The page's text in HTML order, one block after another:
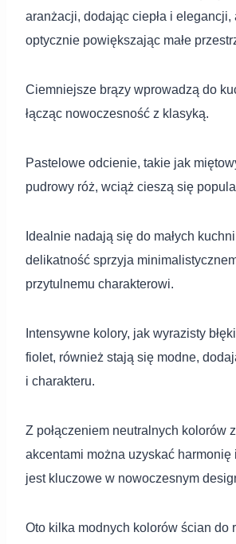
aranżacji, dodając ciepła i
optycznie powiększając małe
Ciemniejsze brązy wprowadzą do
łącząc nowoczesność z klasyką.
Pastelowe odcienie, takie jak
pudrowy róż, wciąż cieszą się
Idealnie nadają się do małych
delikatność sprzyja
przytulnemu charakterowi.
Intensywne kolory, jak wyrazisty
fiolet, również stają się modne,
i charakteru.
Z połączeniem neutralnych kolorów
akcentami można uzyskać harmonię
jest kluczowe w nowoczesnym
Oto kilka modnych kolorów ścian do